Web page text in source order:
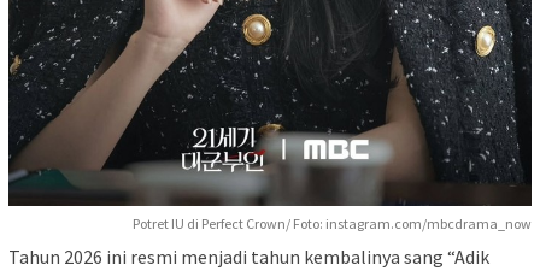
Potret IU di Perfect Crown/ Foto: instagram.com/mbcdrama_now
Tahun 2026 ini resmi menjadi tahun kembalinya sang “Adik